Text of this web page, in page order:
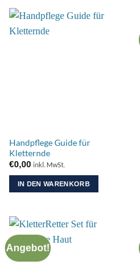
Handpflege Guide für
Kletternde
€0,00 inkl. MwSt.
IN DEN WARENKORB
Angebot!